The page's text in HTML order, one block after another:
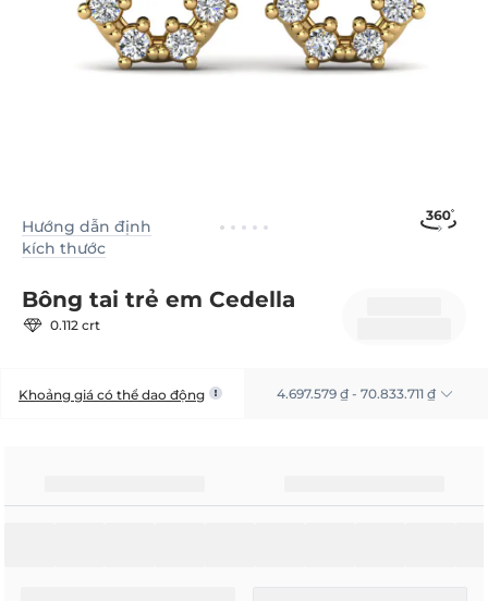
Hướng dẫn định
kích thước
Bông tai trẻ em Cedella
0.112 crt
Khoảng giá có thể dao động 4.697.579 ₫ - 70.833.711 ₫